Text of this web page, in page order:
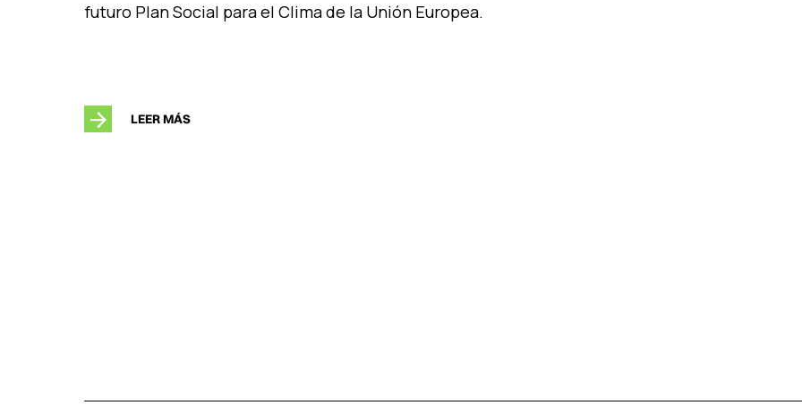
futuro Plan Social para el Clima de la Unión Europea.
LEER MÁS